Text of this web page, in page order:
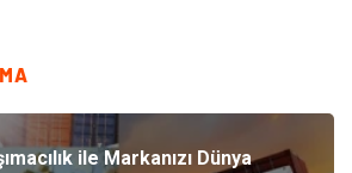
ile Markanızı Dünya